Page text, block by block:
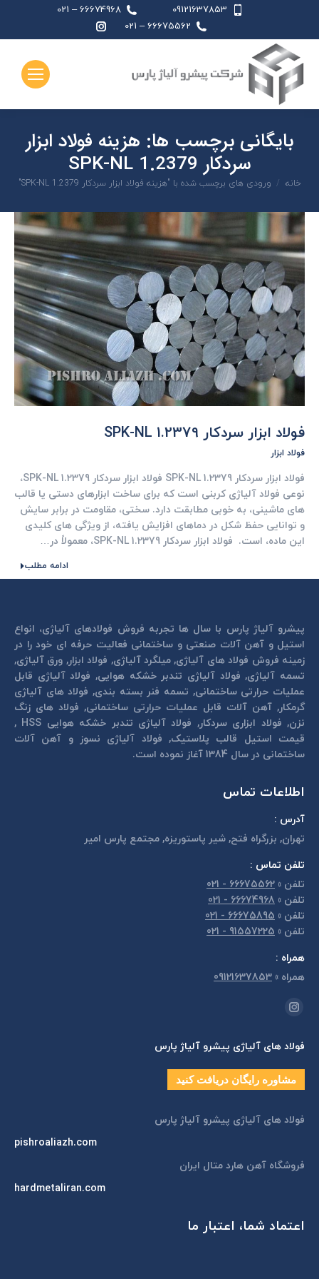
09121637853
66674968 – 021
66675562 – 021
page
بایگانی برچسب ها: هزینه فولاد ابزار
سردکار 1.2379 SPK-NL
شما اینجا هستید:
خانه ورودی های برچسب شده با "هزینه فولاد ابزار سردکار 1.2379 SPK-NL"
فولاد ابزار سردکار 1.2379 SPK-NL
فولاد ابزار
فولاد ابزار سردکار 1.2379 SPK-NL فولاد ابزار سردکار 1.2379 SPK-NL،
نوعی فولاد آلیاژی کربنی است که برای ساخت ابزارهای دستی یا قالب
های ماشینی، به خوبی مطابقت دارد. سختی، مقاومت در برابر سایش
و توانایی حفظ شکل در دماهای افزایش یافته، از ویژگی های کلیدی
این ماده، است. فولاد ابزار سردکار 1.2379 SPK-NL، معمولاً در…
ادامه مطلب
پیشرو آلیاژ پارس با سال ها تجربه فروش فولادهای آلیاژی، انواع
استیل و آهن آلات صنعتی و ساختمانی فعالیت حرفه ای خود را در
زمینه فروش فولاد های آلیاژی, میلگرد آلیاژی, فولاد ابزار, ورق آلیاژی,
تسمه آلیاژی, فولاد آلیاژی تندبر خشكه هوايی, فولاد آلیاژی قابل
عمليات حرارتی ساختمانی, تسمه فنر بسته بندی, فولاد های آلیاژی
گرمكار, آهن آلات قابل عمليات حرارتی ساختمانی, فولاد های زنگ
نزن, فولاد ابزاری سردكار, فولاد آلیاژی تندبر خشكه هوايی HSS ,
قیمت استیل قالب پلاستيک, فولاد آلیاژی نسوز و آهن آلات
ساختمانی در سال 1384 آغاز نموده است.
اطلاعات تماس
آدرس :
تهران, بزرگراه فتح, شير پاستوريزه, مجتمع پارس امير
تلفن تماس :
تلفن »
66675562 - 021
تلفن »
66674968 - 021
تلفن »
66675895 - 021
تلفن »
91557225 - 021
همراه :
همراه »
09121637853
مارا در اینجا پیدا کنید:
اینستاگرام
opens
in
new
فولاد های آلیاژی پیشرو آلیاژ پارس
مشاوره رایگان دریافت کنید
فولاد های آلیاژی پیشرو آلیاژ پارس
pishroaliazh.com
فروشگاه آهن هارد متال ایران
hardmetaliran.com
اعتماد شما، اعتبار ما